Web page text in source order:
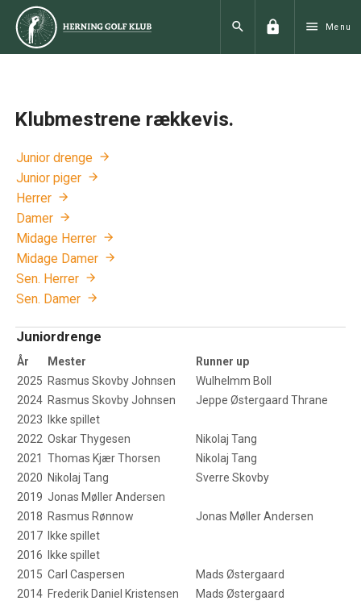
search lock menu Menu
Klubmestrene rækkevis.
Junior drenge
Junior piger
Herrer
Damer
Midage Herrer
Midage Damer
Sen. Herrer
Sen. Damer
Juniordrenge
År Mester
Runner up
2025 Rasmus Skovby Johnsen
Wulhelmm Boll
2024 Rasmus Skovby Johnsen
Jeppe Østergaard Thrane
2023
Ikke spillet
2022 Oskar Thygesen
Nikolaj Tang
2021 Thomas Kjær Thorsen
Nikolaj Tang
2020 Nikolaj Tang
Sverre Skovby
2019 Jonas Møller Andersen
2018 Rasmus Rønnow
Jonas Møller Andersen
2017
Ikke spillet
2016
Ikke spillet
2015 Carl Caspersen
Mads Østergaard
2014 Frederik Daniel Kristensen
Mads Østergaard